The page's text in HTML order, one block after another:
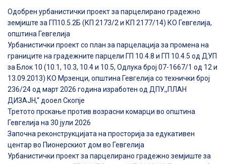
Одобрен урбанистички проект за парцелирано градежно
земјиште за ГП10.5.2Б (КП 2173/2 и КП 2177/14) КО Гевгелија,
општина Гевгелија
Урбанистички проект со план за парцелација за промена на
границите на градежните парцели ГП 10.4.8 и ГП 10.4.5 од ДУП
за Блок 10 (10.1, 10.3, 10.4 и 10.5, Одлука број 07-1667/1 од 12 и
13.09.2013) КО Мрзенци, општина Гевгелија со технички број
236/24 од март 2026 година изработен од ДПУ,,ПЛАН
ДИЗАЈН,“ дооел Скопје
Третото прскање против возрасни комарци во општина
Гевгелија на 30 јули 2026
Започна реконструкцијата на просторија за едукативен
центар во Пионерскиот дом во Гевгелија
Урбанистички проект за парцелирано градежно земјиште за